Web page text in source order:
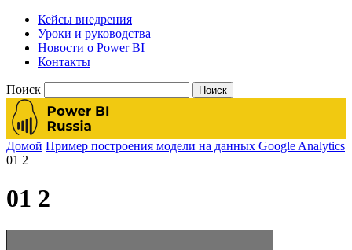
Кейсы внедрения
Уроки и руководства
Новости о Power BI
Контакты
Поиск
Домой Пример построения модели на данных Google Analytics
01 2
01 2